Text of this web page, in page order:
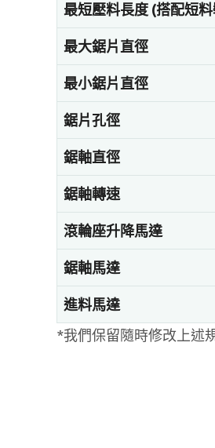
最短壓料長度 (搭配短
最大鋸片直徑
最小鋸片直徑
鋸片孔徑
鋸軸直徑
鋸軸轉速
滾輪座升降馬達
鋸軸馬達
進料馬達
*我們保留隨時修改上述